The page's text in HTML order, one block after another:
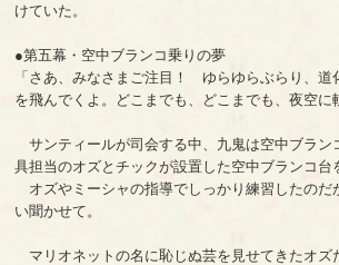
けていた。
●第五幕・空中ブランコ乗りの夢
「さあ、みなさまご注目！ ゆらゆらぶらり、道
を飛んでくよ。どこまでも、どこまでも、夜空に
サンティールが司会する中、九鬼は空中ブラン
具担当のオズとチックが設置した空中ブランコ台
オズやミーシャの指導でしっかり練習したのだ
い聞かせて。
マリオネットの名に恥じぬ芸を見せてきたオズ